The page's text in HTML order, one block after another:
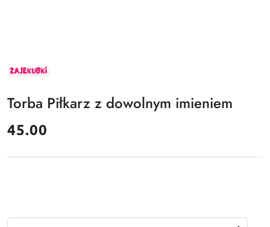
ZAJEKUBKI
Torba Piłkarz z dowolnym imieniem
cena:
45.00